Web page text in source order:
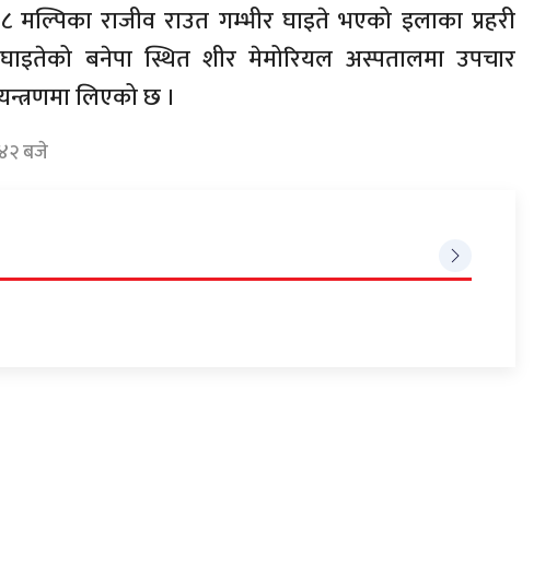
मल्पिका राजीव राउत गम्भीर घाइते भएको इलाका प्रहरी
बनेपा स्थित शीर मेमोरियल अस्पतालमा उपचार
लिएको छ ।
बजे